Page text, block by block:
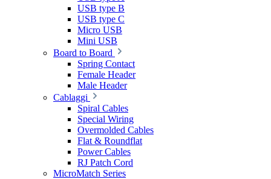
USB type B
USB type C
Micro USB
Mini USB
Board to Board
Spring Contact
Female Header
Male Header
Cablaggi
Spiral Cables
Special Wiring
Overmolded Cables
Flat & Roundflat
Power Cables
RJ Patch Cord
MicroMatch Series